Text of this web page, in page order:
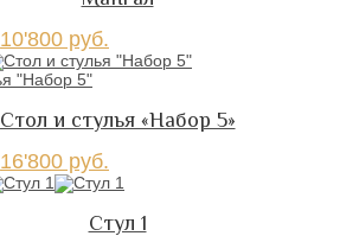
10'800 руб.
Стол и стулья «Набор 5»
16'800 руб.
Стул 1